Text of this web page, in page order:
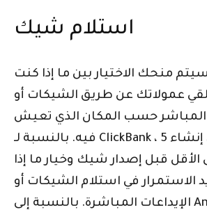
استلام شيك
منحك الاختيار بين ما إذا كنت
عمولاتك عن طريق الشيكات أو
المباشر حسب المكان الذي تعيش
فيه. بالنسبة لـ ClickBank ، تحتاج إلى إنشاء 5
قبل إصدار شيك وخيار ما إذا
الاستمرار في استلام الشيكات أو
الإيداعات المباشرة. بالنسبة إلى Amazon ، تحتاج